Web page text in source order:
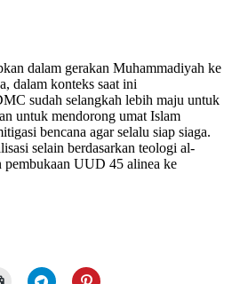
dalam gerakan Muhammadiyah ke
dalam konteks saat ini
sudah selangkah lebih maju untuk
untuk mendorong umat Islam
bencana agar selalu siap siaga.
selain berdasarkan teologi al-
pembukaan UUD 45 alinea ke